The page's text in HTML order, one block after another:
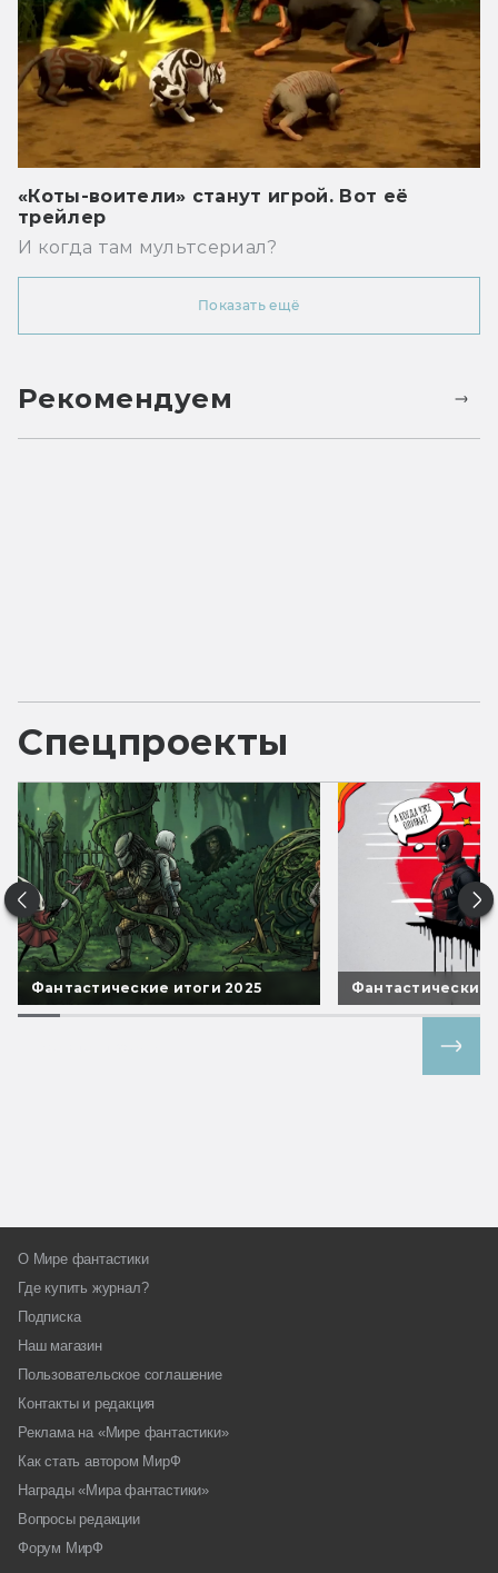
«Коты-воители» станут игрой. Вот её
трейлер
И когда там мультсериал?
Показать ещё
Рекомендуем
Спецпроекты
Фантастические итоги 2025 Фантастические
О Мире фантастики
Где купить журнал?
Подписка
Наш магазин
Пользовательское соглашение
Контакты и редакция
Реклама на «Мире фантастики»
Как стать автором МирФ
Награды «Мира фантастики»
Вопросы редакции
Форум МирФ